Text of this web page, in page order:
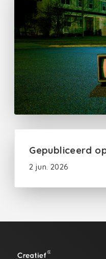
Gepubliceerd
2 jun. 2026